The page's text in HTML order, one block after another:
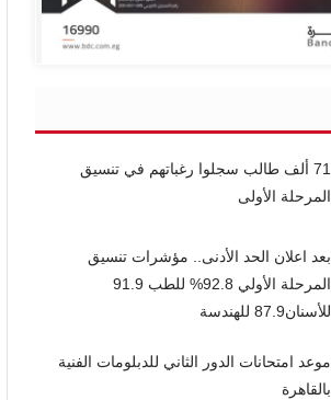
71 ألف طالب سجلوا رغباتهم في تنسيق
المرحلة الأولى
بعد اعلان الحد الأدنى.. مؤشرات تنسيق
المرحلة الأولي 92.8% للطب 91.9
للأسنان87.9 للهندسة
موعد امتحانات الدور الثاني للدبلومات الفنية
بالقاهرة